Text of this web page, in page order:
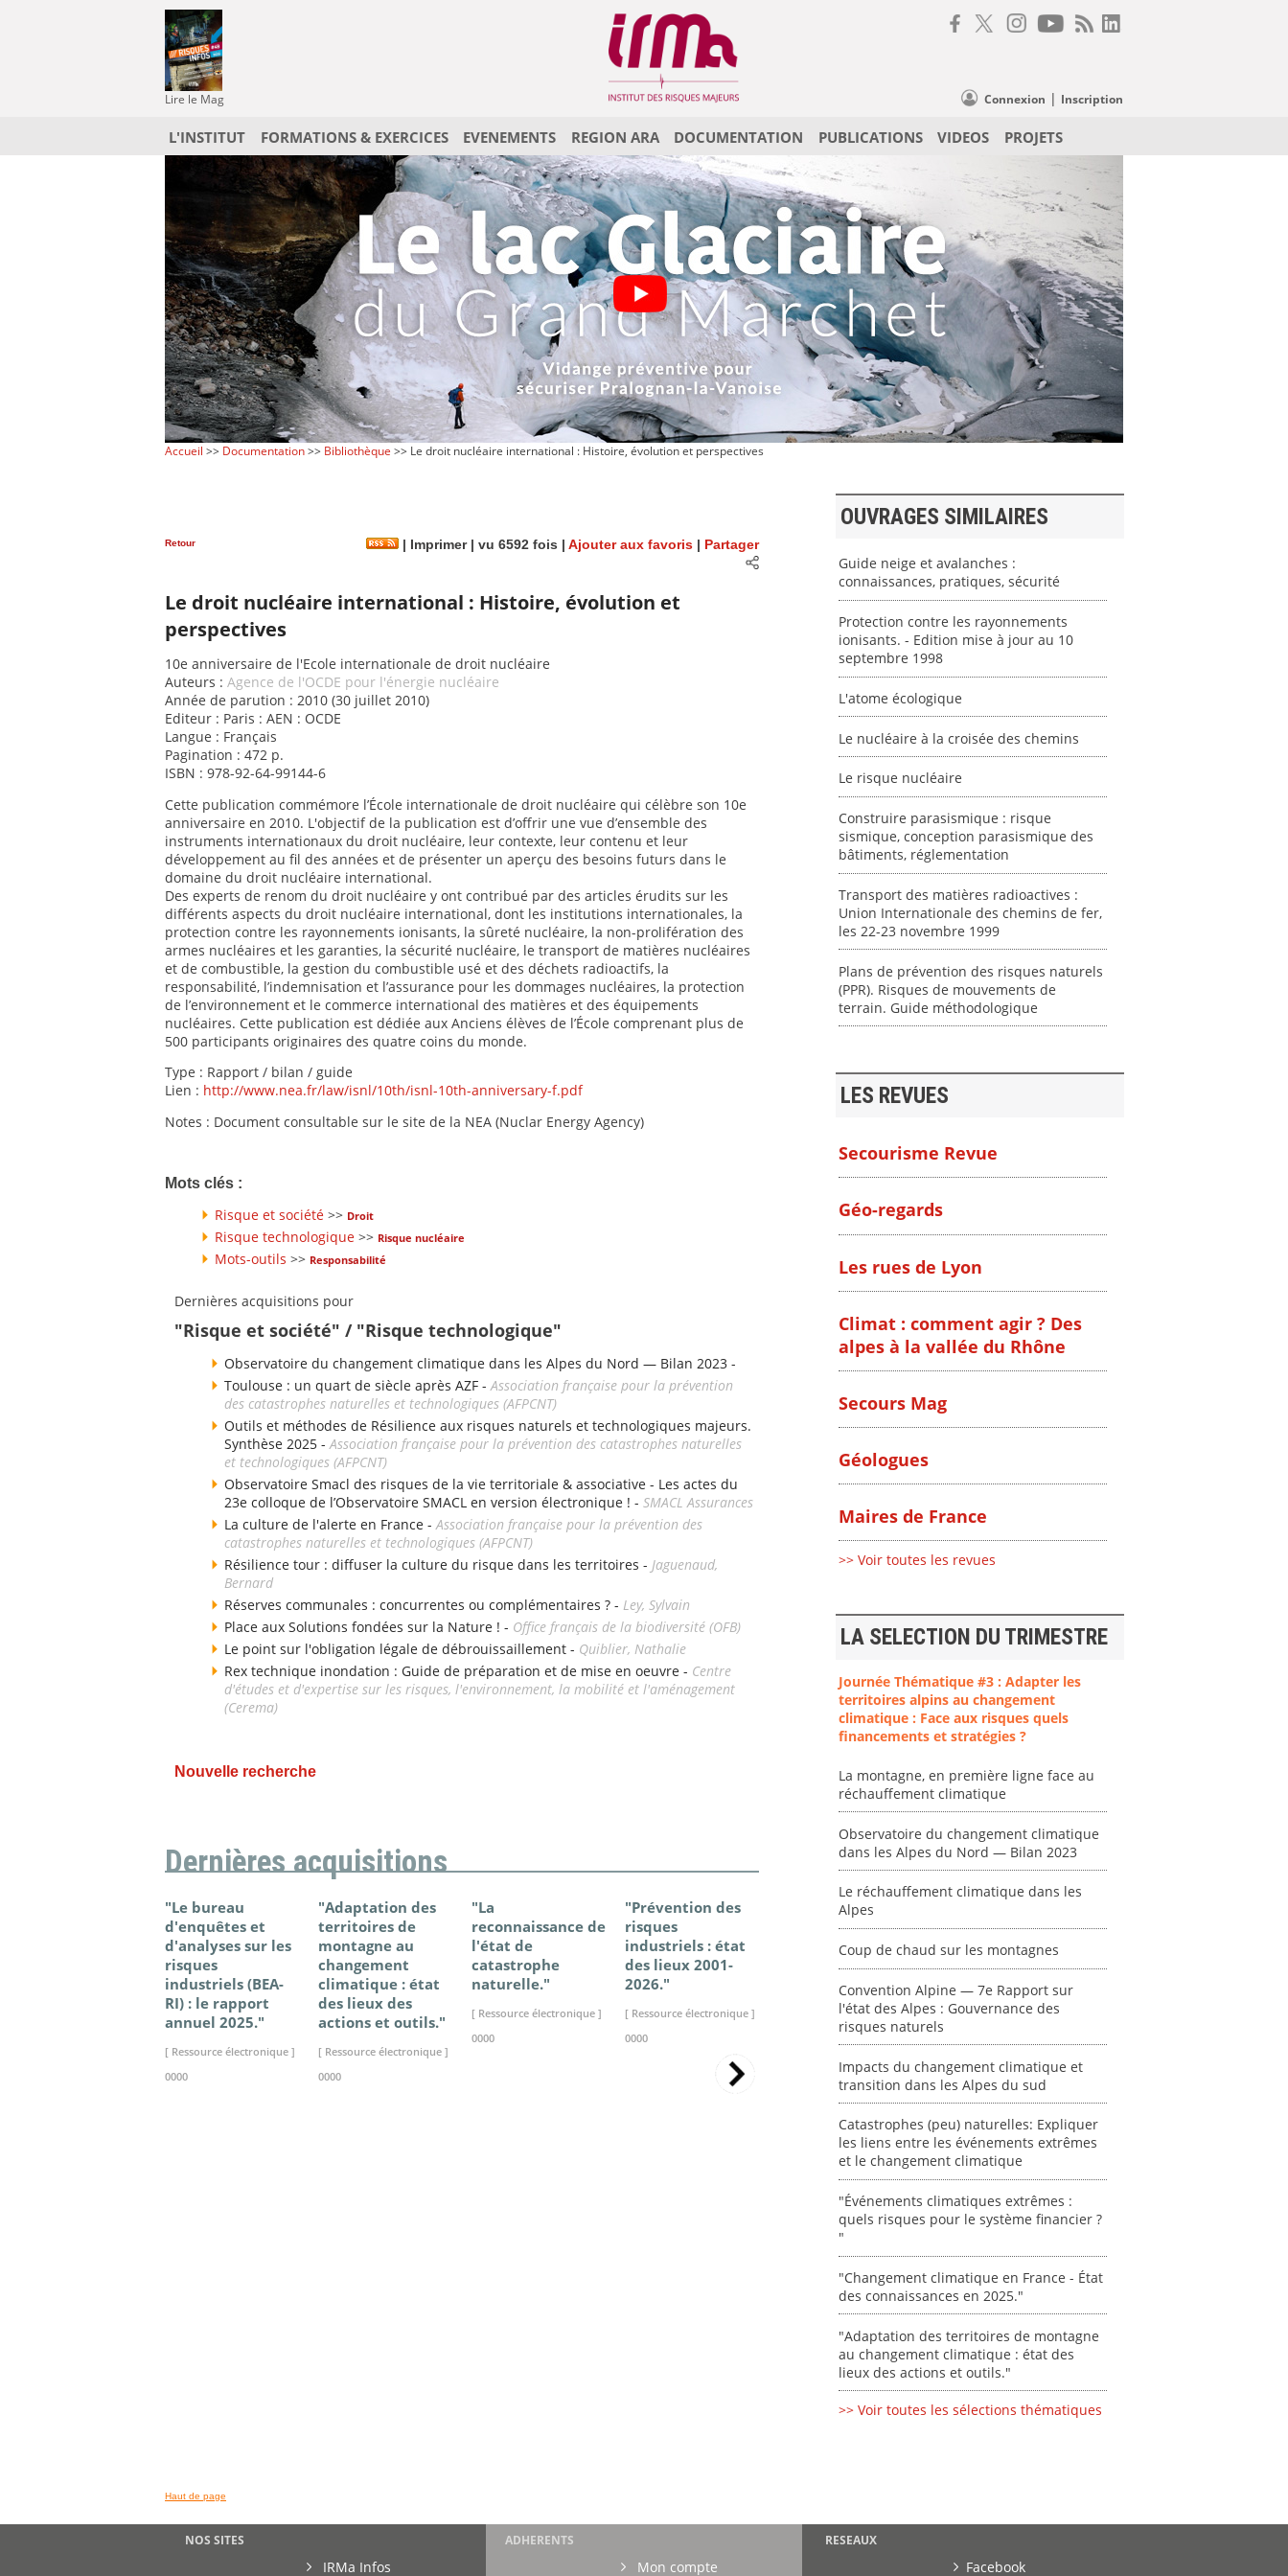
Lire le Mag Connexion | Inscription
L'INSTITUT FORMATIONS & EXERCICES EVENEMENTS REGION ARA DOCUMENTATION PUBLICATIONS VIDEOS PROJETS
Accueil >> Documentation>> Bibliothèque >> Le droit nucléaire international : Histoire, évolution et perspectives
Retour Imprimer| vu 6592 fois | Ajouter aux favoris Partager
Le droit nucléaire international : Histoire, évolution et
perspectives
10e anniversaire de l'Ecole internationale de droit nucléaire
Auteurs : Agence de l'OCDE pour l'énergie nucléaire
Année de parution : 2010 (30 juillet 2010)
Editeur : Paris : AEN : OCDE
Langue : Français
Pagination : 472 p.
ISBN : 978-92-64-99144-6
Cette publication commémore l’École internationale de droit nucléaire qui célèbre son 10e
anniversaire en 2010. L'objectif de la publication est d’offrir une vue d’ensemble des
instruments internationaux du droit nucléaire, leur contexte, leur contenu et leur
développement au fil des années et de présenter un aperçu des besoins futurs dans le
domaine du droit nucléaire international.
Des experts de renom du droit nucléaire y ont contribué par des articles érudits sur les
différents aspects du droit nucléaire international, dont les institutions internationales, la
protection contre les rayonnements ionisants, la sûreté nucléaire, la non-prolifération des
armes nucléaires et les garanties, la sécurité nucléaire, le transport de matières nucléaires
et de combustible, la gestion du combustible usé et des déchets radioactifs, la
responsabilité, l’indemnisation et l’assurance pour les dommages nucléaires, la protection
de l’environnement et le commerce international des matières et des équipements
nucléaires. Cette publication est dédiée aux Anciens élèves de l’École comprenant plus de
500 participants originaires des quatre coins du monde.
Type : Rapport / bilan / guide
Lien : http://www.nea.fr/law/isnl/10th/isnl-10th-anniversary-f.pdf
Notes : Document consultable sur le site de la NEA (Nuclar Energy Agency)
Mots clés :
Risque et société >> Droit
Risque technologique >> Risque nucléaire
Mots-outils >> Responsabilité
Dernières acquisitions pour
"Risque et société" / "Risque technologique"
Observatoire du changement climatique dans les Alpes du Nord — Bilan 2023 -
Toulouse : un quart de siècle après AZF -Association française pour la prévention
des catastrophes naturelles et technologiques (AFPCNT)
Outils et méthodes de Résilience aux risques naturels et technologiques majeurs.
Synthèse 2025 -Association française pour la prévention des catastrophes naturelles
et technologiques (AFPCNT)
Observatoire Smacl des risques de la vie territoriale & associative - Les actes du
23e colloque de l’Observatoire SMACL en version électronique ! - SMACL Assurances
La culture de l'alerte en France -Association française pour la prévention des
catastrophes naturelles et technologiques (AFPCNT)
Résilience tour : diffuser la culture du risque dans les territoires - Jaguenaud,
Bernard
Réserves communales : concurrentes ou complémentaires ? - Ley, Sylvain
Place aux Solutions fondées sur la Nature ! - Office français de la biodiversité (OFB)
Le point sur l'obligation légale de débrouissaillement - Quiblier, Nathalie
Rex technique inondation : Guide de préparation et de mise en oeuvre - Centre
d'études et d'expertise sur les risques, l'environnement, la mobilité et l'aménagement
(Cerema)
Nouvelle recherche
Dernières acquisitions
"Le bureau
d'enquêtes et
d'analyses sur les
risques
industriels (BEA-
RI) : le rapport
annuel 2025."
[ Ressource électronique ]
0000
"Adaptation des
territoires de
montagne au
changement
climatique : état
des lieux des
actions et outils."
[ Ressource électronique ]
0000
"La
reconnaissance de
l'état de
catastrophe
naturelle."
[ Ressource électronique ]
0000
"Prévention des
risques
industriels : état
des lieux 2001-
2026."
[ Ressource électronique ]
0000
"Changement
climatique en
France - État des
connaissances en
[ Ressource électronique ]
de gestion des
vagues de
chaleur."
[ Ressource électronique ]
0000
climatiques
risques pour le
OUVRAGES SIMILAIRES
Guide neige et avalanches :
connaissances, pratiques, sécurité
Protection contre les rayonnements
ionisants. - Edition mise à jour au 10
septembre 1998
L'atome écologique
Le nucléaire à la croisée des chemins
Le risque nucléaire
Construire parasismique : risque
sismique, conception parasismique des
bâtiments, réglementation
Transport des matières radioactives :
Union Internationale des chemins de fer,
les 22-23 novembre 1999
Plans de prévention des risques naturels
(PPR). Risques de mouvements de
terrain. Guide méthodologique
LES REVUES
Secourisme Revue
Géo-regards
Les rues de Lyon
Climat : comment agir ? Des
alpes à la vallée du Rhône
Secours Mag
Géologues
Maires de France
>> Voir toutes les revues
LA SELECTION DU TRIMESTRE
Journée Thématique #3 : Adapter les
territoires alpins au changement
climatique : Face aux risques quels
financements et stratégies ?
La montagne, en première ligne face au
réchauffement climatique
Observatoire du changement climatique
dans les Alpes du Nord — Bilan 2023
Le réchauffement climatique dans les
Alpes
Coup de chaud sur les montagnes
Convention Alpine — 7e Rapport sur
l'état des Alpes : Gouvernance des
risques naturels
Impacts du changement climatique et
transition dans les Alpes du sud
Catastrophes (peu) naturelles: Expliquer
les liens entre les événements extrêmes
et le changement climatique
"Événements climatiques extrêmes :
quels risques pour le système financier ?
"
"Changement climatique en France - État
des connaissances en 2025."
"Adaptation des territoires de montagne
au changement climatique : état des
lieux des actions et outils."
>> Voir toutes les sélections thématiques
Haut de page
NOS SITES
IRMa Infos
ADHERENTS
Mon compte
RESEAUX
Facebook